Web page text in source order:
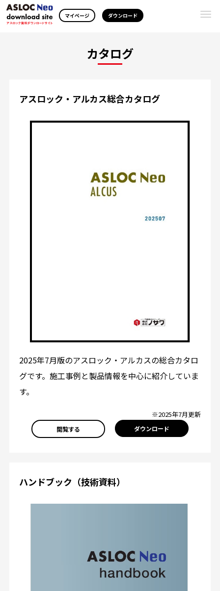
マイページ ダウンロード
カタログ
アスロック・アルカス総合カタログ
2025年7月版のアスロック・アルカスの総合カタロ
グです。施工事例と製品情報を中心に紹介していま
す。
※2025年7月更新
閲覧する ダウンロード
ハンドブック（技術資料）